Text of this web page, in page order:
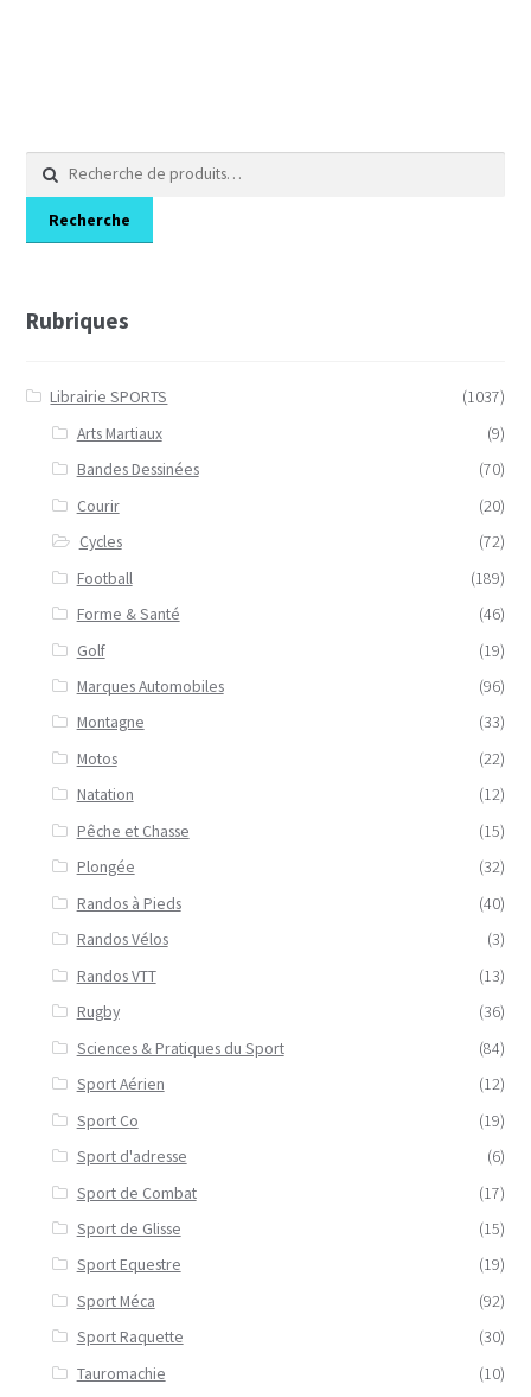
Recherche
pour :
Recherche
Rubriques
Librairie SPORTS
(1037)
Arts Martiaux
(9)
Bandes Dessinées
(70)
Courir
(20)
Cycles
(72)
Football
(189)
Forme & Santé
(46)
Golf
(19)
Marques Automobiles
(96)
Montagne
(33)
Motos
(22)
Natation
(12)
Pêche et Chasse
(15)
Plongée
(32)
Randos à Pieds
(40)
Randos Vélos
(3)
Randos VTT
(13)
Rugby
(36)
Sciences & Pratiques du Sport
(84)
Sport Aérien
(12)
Sport Co
(19)
Sport d'adresse
(6)
Sport de Combat
(17)
Sport de Glisse
(15)
Sport Equestre
(19)
Sport Méca
(92)
Sport Raquette
(30)
Tauromachie
(10)